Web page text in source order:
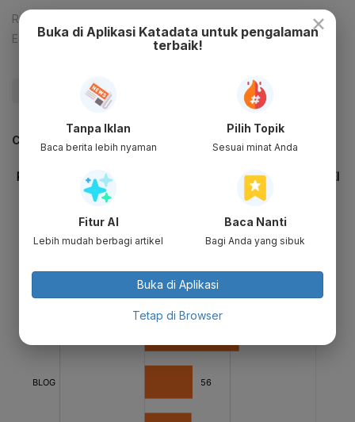
Reporter:
Editor: Lona Olavia
#BUMN #Update Me
CEK JUGA DATA INI
×
Buka di Aplikasi Katadata untuk pengalaman
terbaik!
Tanpa Iklan
Baca berita lebih nyaman
Pilih Topik
Sesuai minat Anda
Fitur AI
Lebih mudah berbagi artikel
Baca Nanti
Bagi Anda yang sibuk
Buka di Aplikasi
Tetap di Browser